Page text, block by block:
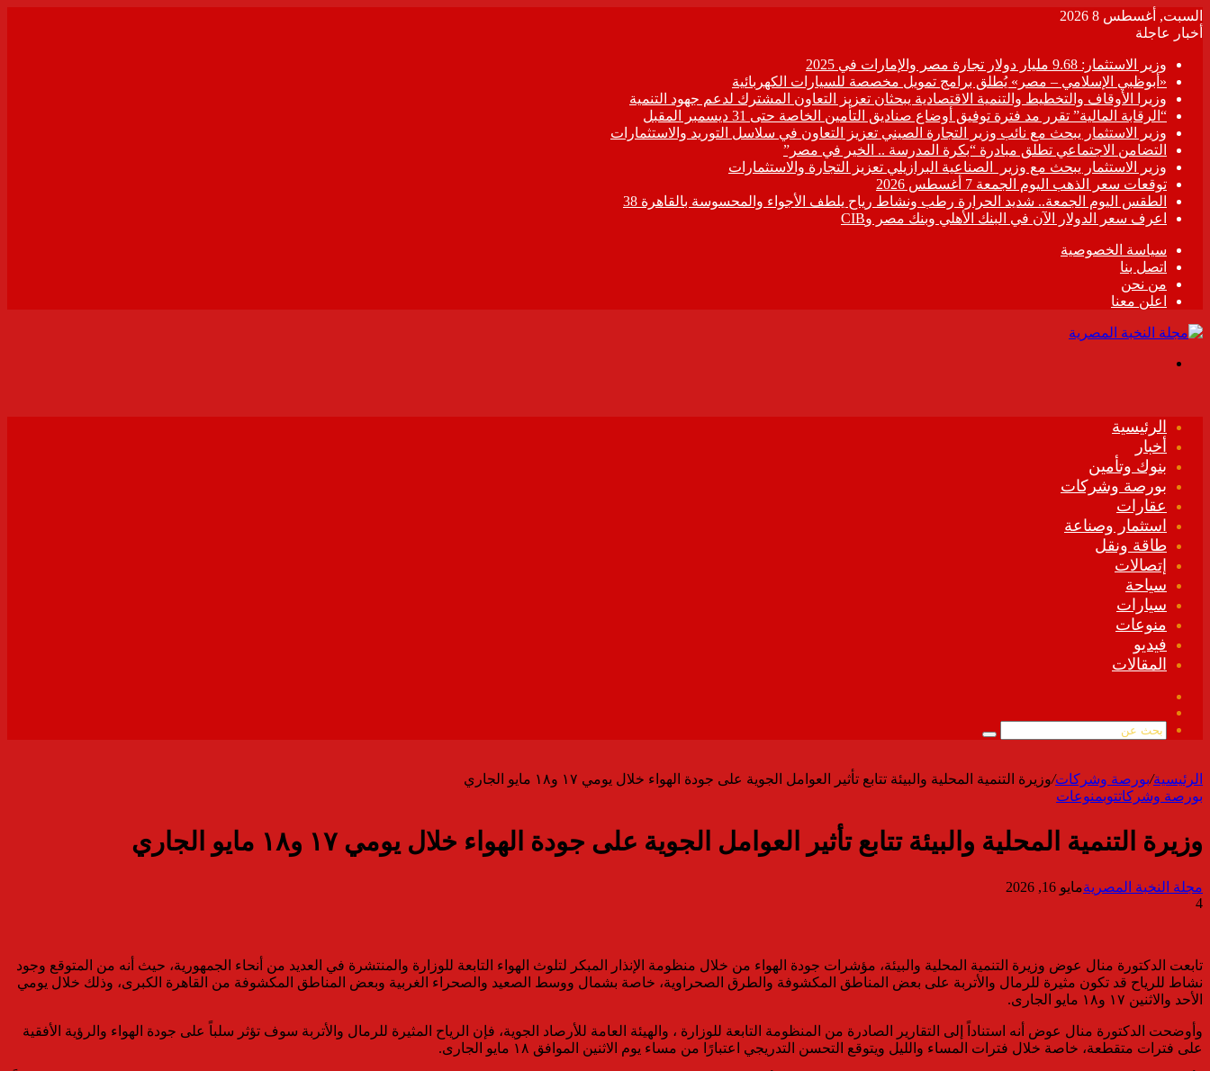
السبت, أغسطس 8 2026
أخبار عاجلة
وزير الاستثمار: 9.68 مليار دولار تجارة مصر والإمارات في 2025
«أبوظبي الإسلامي – مصر» يُطلق برامج تمويل مخصصة للسيارات الكهربائية
وزيرا الأوقاف والتخطيط والتنمية الاقتصادية يبحثان تعزيز التعاون المشترك لدعم جهود التنمية
“الرقابة المالية” تقرر مد فترة توفيق أوضاع صناديق التأمين الخاصة حتى 31 ديسمبر المقبل
وزير الاستثمار يبحث مع نائب وزير التجارة الصيني تعزيز التعاون في سلاسل التوريد والاستثمارات
التضامن الاجتماعي تطلق مبادرة “بكرة المدرسة .. الخير في مصر”
وزير الاستثمار يبحث مع وزير الصناعية البرازيلي تعزيز التجارة والاستثمارات
توقعات سعر الذهب اليوم الجمعة 7 أغسطس 2026
الطقس اليوم الجمعة.. شديد الحرارة رطب ونشاط رياح يلطف الأجواء والمحسوسة بالقاهرة 38
اعرف سعر الدولار الآن في البنك الأهلي وبنك مصر وCIB
سياسة الخصوصية
اتصل بنا
من نحن
اعلن معنا
الرئيسية
أخبار
بنوك وتأمين
بورصة وشركات
عقارات
استثمار وصناعة
طاقة ونقل
إتصالات
سياحة
سيارات
منوعات
فيديو
المقالات
الموقع
بحث
الرئيسية/بورصة وشركات/وزيرة التنمية المحلية والبيئة تتابع تأثير العوامل الجوية على جودة الهواء خلال يومي ١٧ و١٨ مايو الجاري
بورصة وشركاتتوبمنوعات
وزيرة التنمية المحلية والبيئة تتابع تأثير العوامل الجوية على جودة الهواء خلال يومي ١٧ و١٨ مايو الجاري
مجلة النخبة المصريةمايو 16, 2026
4
تابعت الدكتورة منال عوض وزيرة التنمية المحلية والبيئة، مؤشرات جودة الهواء من خلال منظومة الإنذار المبكر لتلوث الهواء التابعة للوزارة والمنتشرة في العديد من أنحاء الجمهورية، حيث أنه من المتوقع وجود
نشاط للرياح قد تكون مثيرة للرمال والأتربة على بعض المناطق المكشوفة والطرق الصحراوية، خاصة بشمال ووسط الصعيد والصحراء الغربية وبعض المناطق المكشوفة من القاهرة الكبرى، وذلك خلال يومي
الأحد والاثنين ١٧ و١٨ مايو الجارى.
وأوضحت الدكتورة منال عوض أنه استناداً إلى التقارير الصادرة من المنظومة التابعة للوزارة ، والهيئة العامة للأرصاد الجوية، فإن الرياح المثيرة للرمال والأتربة سوف تؤثر سلباً على جودة الهواء والرؤية الأفقية
على فترات متقطعة، خاصة خلال فترات المساء والليل ويتوقع التحسن التدريجي اعتبارًا من مساء يوم الاثنين الموافق ١٨ مايو الجارى.